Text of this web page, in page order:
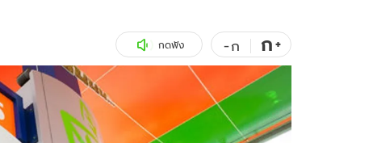
สุขภาพ
เที่ยว-กิน
Tasteful Thailand
Sanook Choice
ดูทีวี
WeTV
Exclusive WeTV
นิยาย
กดฟัง -ก ก+